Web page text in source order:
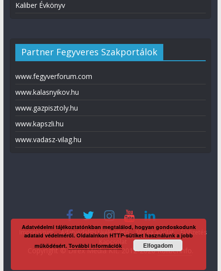
Kaliber Évkönyv
Partner Fegyveres Szakportálok
www.fegyverforum.com
www.kalasnyikov.hu
www.gazpisztoly.hu
www.kapszli.hu
www.vadasz-vilag.hu
Impresszum Adatvédelmi tájékoztató Média ajánlat
Előfizetés
Kapcsolat
Copyright © Direx Média Kft. 2012-2026KaliberInfo
Adatvédelmi tájékoztatónkban megtalálod, hogyan gondoskodunk
adataid védelméről. Oldalainkon HTTP-sütiket használunk a jobb
működésért.További információk Elfogadom